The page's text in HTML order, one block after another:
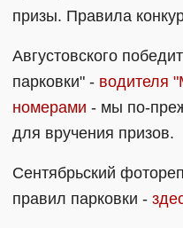
призы. Правила
Августовского
парковки" - водителя
номерами - мы по-
для вручения призов.
Сентябрьский
правил парковки -